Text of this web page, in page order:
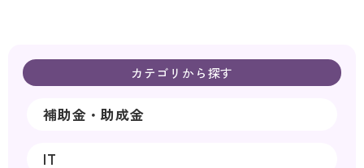
カテゴリから探す
補助金・助成金
IT